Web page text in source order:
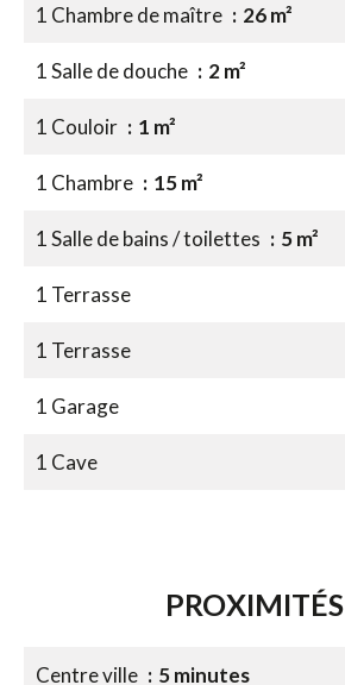
1 Chambre de maître 26 m²
1 Salle de douche 2 m²
1 Couloir 1 m²
1 Chambre 15 m²
1 Salle de bains / toilettes 5 m²
1 Terrasse
1 Terrasse
1 Garage
1 Cave
PROXIMITÉS
Centre ville 5 minutes